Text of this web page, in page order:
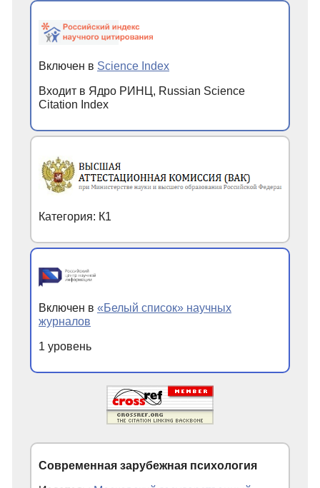
Включен в Science Index
Входит в Ядро РИНЦ, Russian Science
Citation Index
Категория: К1
Включен в «Белый список» научных
журналов
1 уровень
Современная зарубежная психология